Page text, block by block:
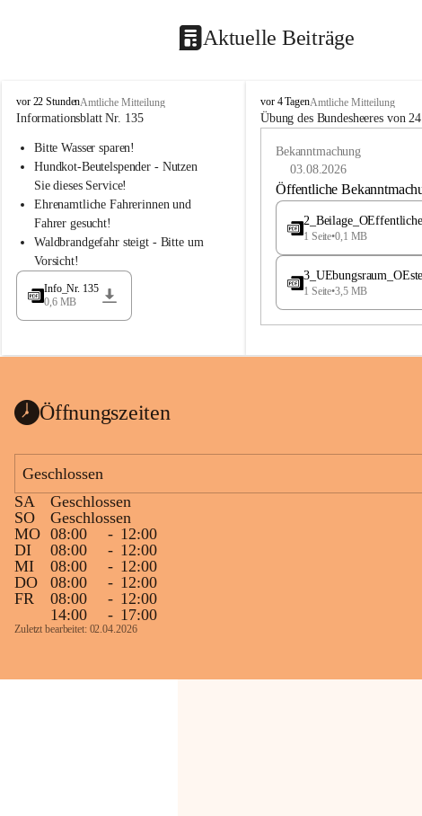
Aktuelle Beiträge
B
u
h
a
d
l
a
vor 22 StundenAmtliche Mitteilung
Informationsblatt Nr. 135
Bitte Wasser sparen!
Hundkot-Beutelspender - Nutzen
Sie dieses Service!
Ehrenamtliche Fahrerinnen und
Fahrer gesucht!
Waldbrandgefahr steigt - Bitte um
Vorsicht!
Info_Nr. 135
0,6 MB
B
u
e
a
vor 4 TagenAmtliche Mitteilung
Übung des Bundesheeres von
Bekanntmachung
03.08.2026
Öffentliche
1 Seite•0,1 MB
1 Seite•3,5 MB
Öffnungszeiten
Geschlossen
SA
Geschlossen
SO
Geschlossen
MO 08:00 - 12:00
DI
08:00 - 12:00
MI
08:00 - 12:00
DO
08:00 - 12:00
FR
08:00 - 12:00
14:00
- 17:00
Zuletzt bearbeitet: 02.04.2026